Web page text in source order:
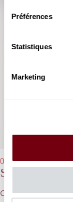
Préférences
Statistiques
Marketing
Seong-Jin Cho
06/03/2024 - 20h00
Chopin, Ravel, Liszt